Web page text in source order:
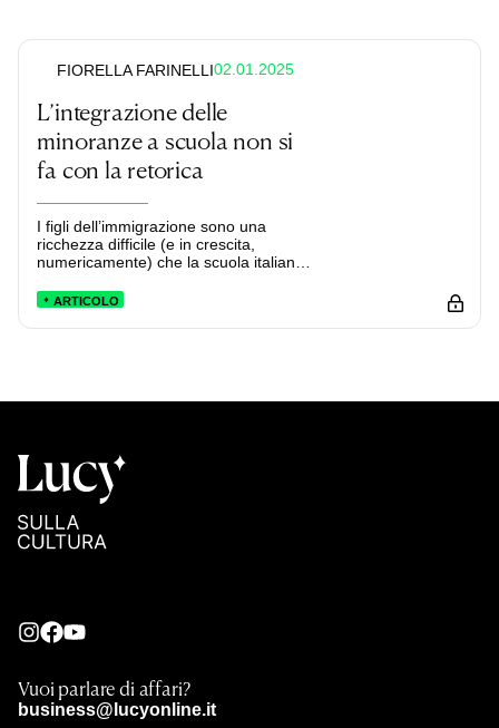
FIORELLA FARINELLI02.01.2025
L’integrazione delle
minoranze a scuola non si
fa con la retorica
I figli dell’immigrazione sono una
ricchezza difficile (e in crescita,
numericamente) che la scuola italiana
tolti alcuni ottimi esempi di scuole
– e la politica non è d’aiuto.
ARTICOLO
Vuoi parlare di affari?
business@lucyonline.it